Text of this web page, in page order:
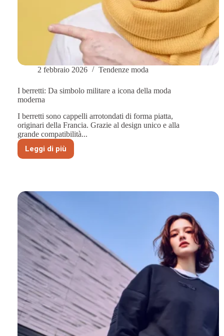
2 febbraio 2026 Tendenze moda
I berretti: Da simbolo militare a icona della moda
moderna
I berretti sono cappelli arrotondati di forma piatta,
originari della Francia. Grazie al design unico e alla
grande compatibilità...
Leggi di più
berretti:
icona
della
moda
moderna